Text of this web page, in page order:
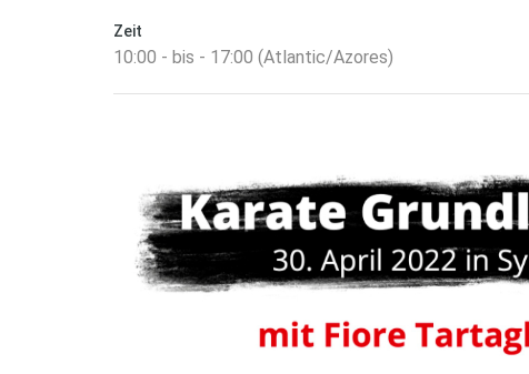
Zeit
10:00 - bis - 17:00 (Atlantic/Azores)